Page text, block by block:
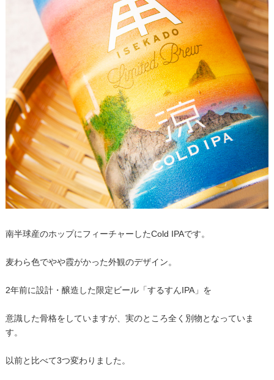
南半球産のホップにフィーチャーしたCold IPAです。
麦わら色でやや霞がかった外観のデザイン。
2年前に設計・醸造した限定ビール「するすんIPA」を
意識した骨格をしていますが、実のところ全く別物となっていま
す。
以前と比べて3つ変わりました。